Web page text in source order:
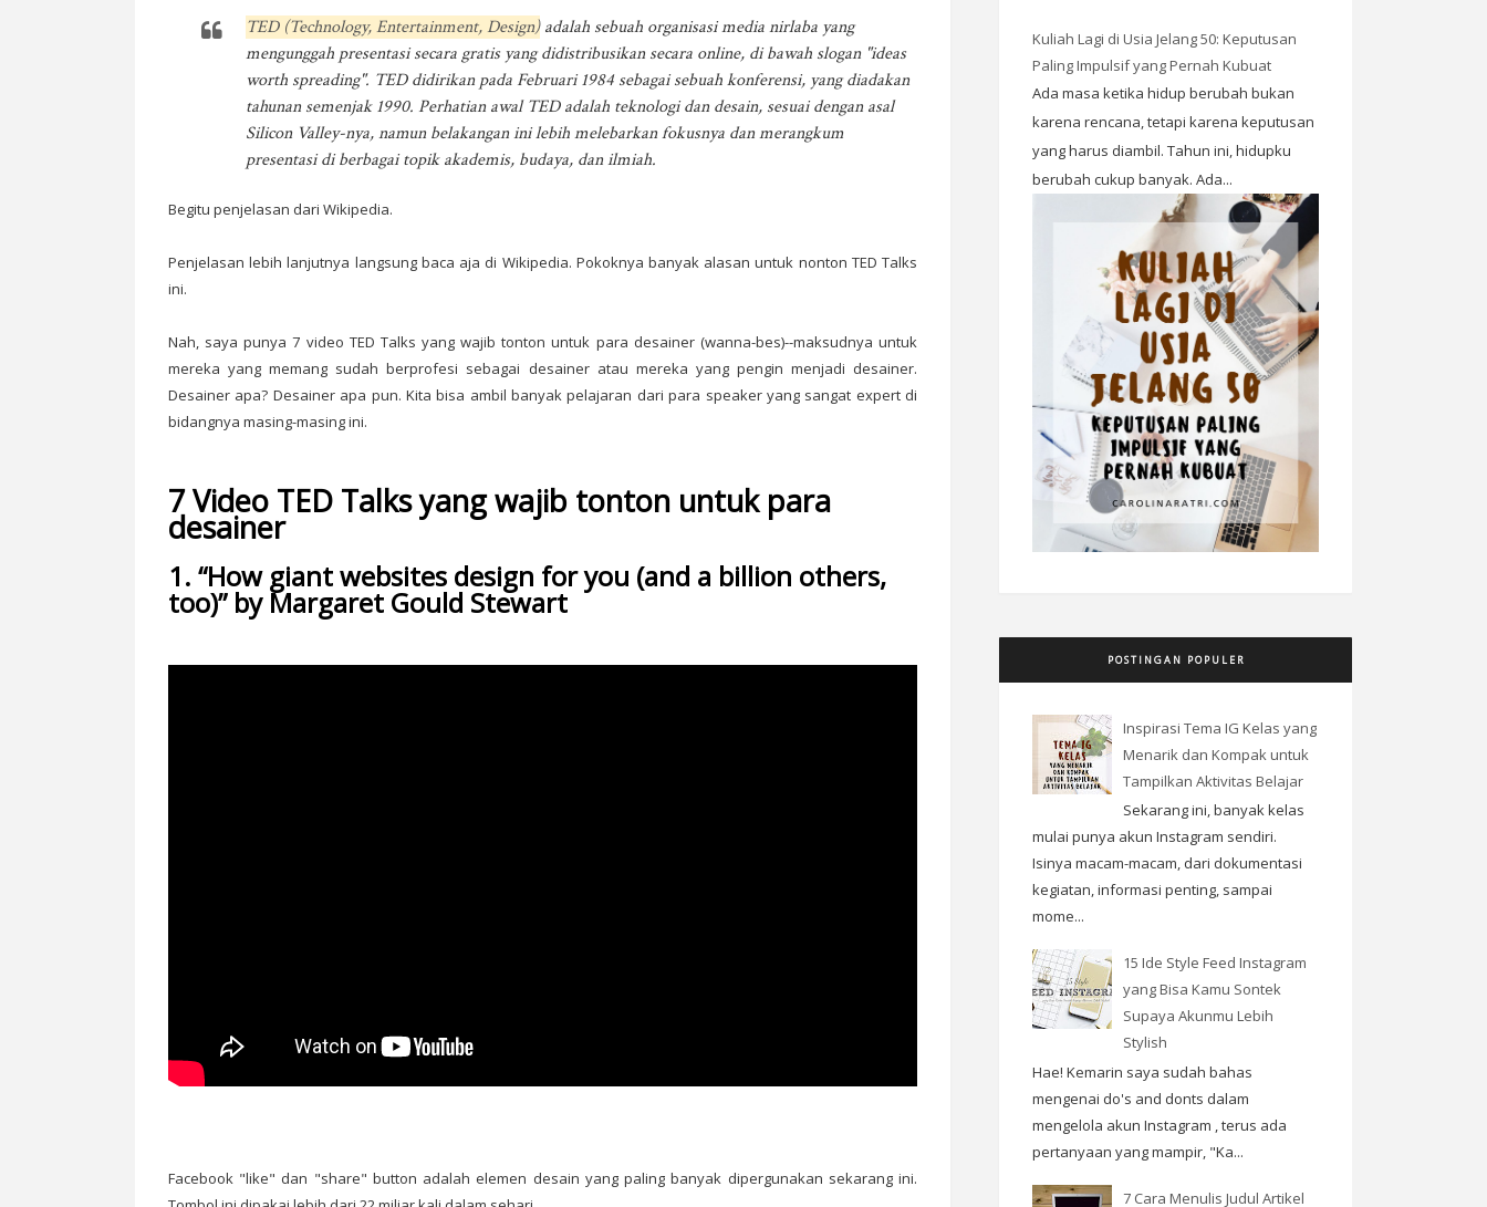
TED (Technology, Entertainment, Design)adalah sebuah organisasi media nirlaba yang
mengunggah presentasi secara gratis yang didistribusikan secara online, di bawah slogan "ideas
worth spreading". TED didirikan pada Februari 1984 sebagai sebuah konferensi, yang diadakan
tahunan semenjak 1990. Perhatian awal TED adalah teknologi dan desain, sesuai dengan asal
Silicon Valley-nya, namun belakangan ini lebih melebarkan fokusnya dan merangkum
presentasi di berbagai topik akademis, budaya, dan ilmiah.
Begitu penjelasan dari Wikipedia.
Penjelasan lebih lanjutnya langsung baca aja di Wikipedia. Pokoknya banyak alasan untuk nonton TED Talks
ini.
Nah, saya punya 7 video TED Talks yang wajib tonton untuk para desainer (wanna-bes)--maksudnya untuk
mereka yang memang sudah berprofesi sebagai desainer atau mereka yang pengin menjadi desainer.
Desainer apa? Desainer apa pun. Kita bisa ambil banyak pelajaran dari para speaker yang sangat expert di
bidangnya masing-masing ini.
7 Video TED Talks yang wajib tonton untuk para
desainer
1. “How giant websites design for you (and a billion others,
too)” by Margaret Gould Stewart
Facebook "like" dan "share" button adalah elemen desain yang paling banyak dipergunakan sekarang ini.
Kuliah Lagi di Usia Jelang 50: Keputusan
Paling Impulsif yang Pernah Kubuat
Ada masa ketika hidup berubah bukan
karena rencana, tetapi karena keputusan
yang harus diambil. Tahun ini, hidupku
berubah cukup banyak. Ada...
POSTINGAN POPULER
Inspirasi Tema IG Kelas yang
Menarik dan Kompak untuk
Tampilkan Aktivitas Belajar
Sekarang ini, banyak kelas
mulai punya akun Instagram sendiri.
Isinya macam-macam, dari dokumentasi
kegiatan, informasi penting, sampai
mome...
15 Ide Style Feed Instagram
yang Bisa Kamu Sontek
Supaya Akunmu Lebih
Stylish
Hae! Kemarin saya sudah bahas
mengenai do's and donts dalam
mengelola akun Instagram , terus ada
pertanyaan yang mampir, "Ka...
7 Cara Menulis Judul Artikel